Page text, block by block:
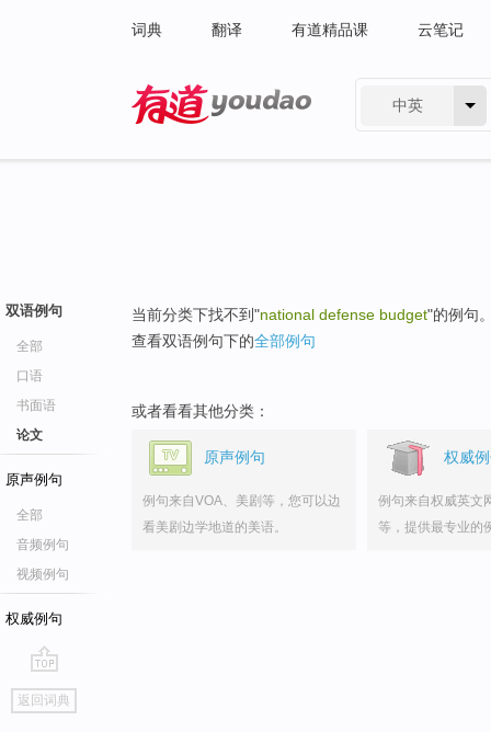
词典 翻译 有道精品课 云笔记
中英
双语例句
全部
口语
书面语
论文
原声例句
全部
音频例句
视频例句
权威例句
go
top
返回词典
当前分类下找不到"national defense budget"的例句
查看双语例句下的全部例句
或者看看其他分类：
原声例句
例句来自VOA、美剧等，您可以边
看美剧边学地道的美语。
权威
例句来自权威英文
等，提供最专业的